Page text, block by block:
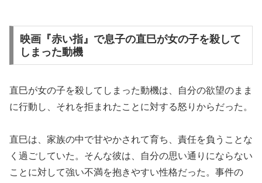
映画『赤い指』で息子の直巳が女の子を殺して
しまった動機
直巳が女の子を殺してしまった動機は、自分の欲望のまま
に行動し、それを拒まれたことに対する怒りからだった。
直巳は、家族の中で甘やかされて育ち、責任を負うことな
く過ごしていた。そんな彼は、自分の思い通りにならない
ことに対して強い不満を抱きやすい性格だった。事件の